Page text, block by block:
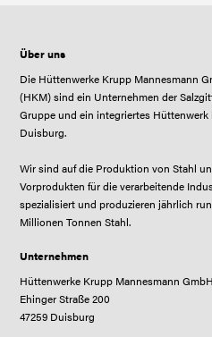
Über uns
Die Hüttenwerke Krupp Mannesmann
(HKM) sind ein Unternehmen der
Gruppe und ein integriertes Hüttenwerk
Duisburg.
Wir sind auf die Produktion von Stahl
Vorprodukten für die verarbeitende
spezialisiert und produzieren jährlich
Millionen Tonnen Stahl.
Unternehmen
Hüttenwerke Krupp Mannesmann GmbH
Ehinger Straße 200
47259 Duisburg